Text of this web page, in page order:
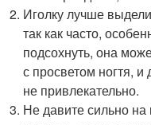
Иголку лучше
так как часто,
подсохнуть, она
с просветом ногтя, и
не привлекательно.
Не давите сильно на